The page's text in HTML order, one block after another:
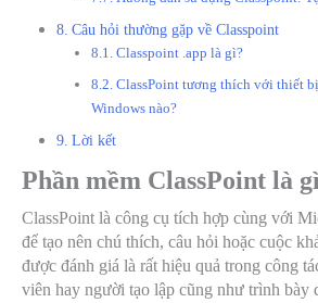
Câu hỏi thường gặp về Classpoint
Classpoint .app là gì?
ClassPoint tương thích với thiết
Windows nào?
Lời kết
Phần mềm ClassPoint là
ClassPoint là công cụ tích hợp cùng với
để tạo nên chú thích, câu hỏi hoặc cuộc
được đánh giá là rất hiệu quả trong công
viên hay người tạo lập cũng như trình bày